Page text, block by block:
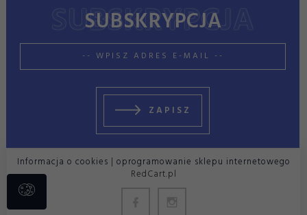
sklep@zeszytowiec.pl
SUBSKRYPCJA
ZAPISZ
Informacja o cookies | oprogramowanie sklepu internetowego
RedCart.pl